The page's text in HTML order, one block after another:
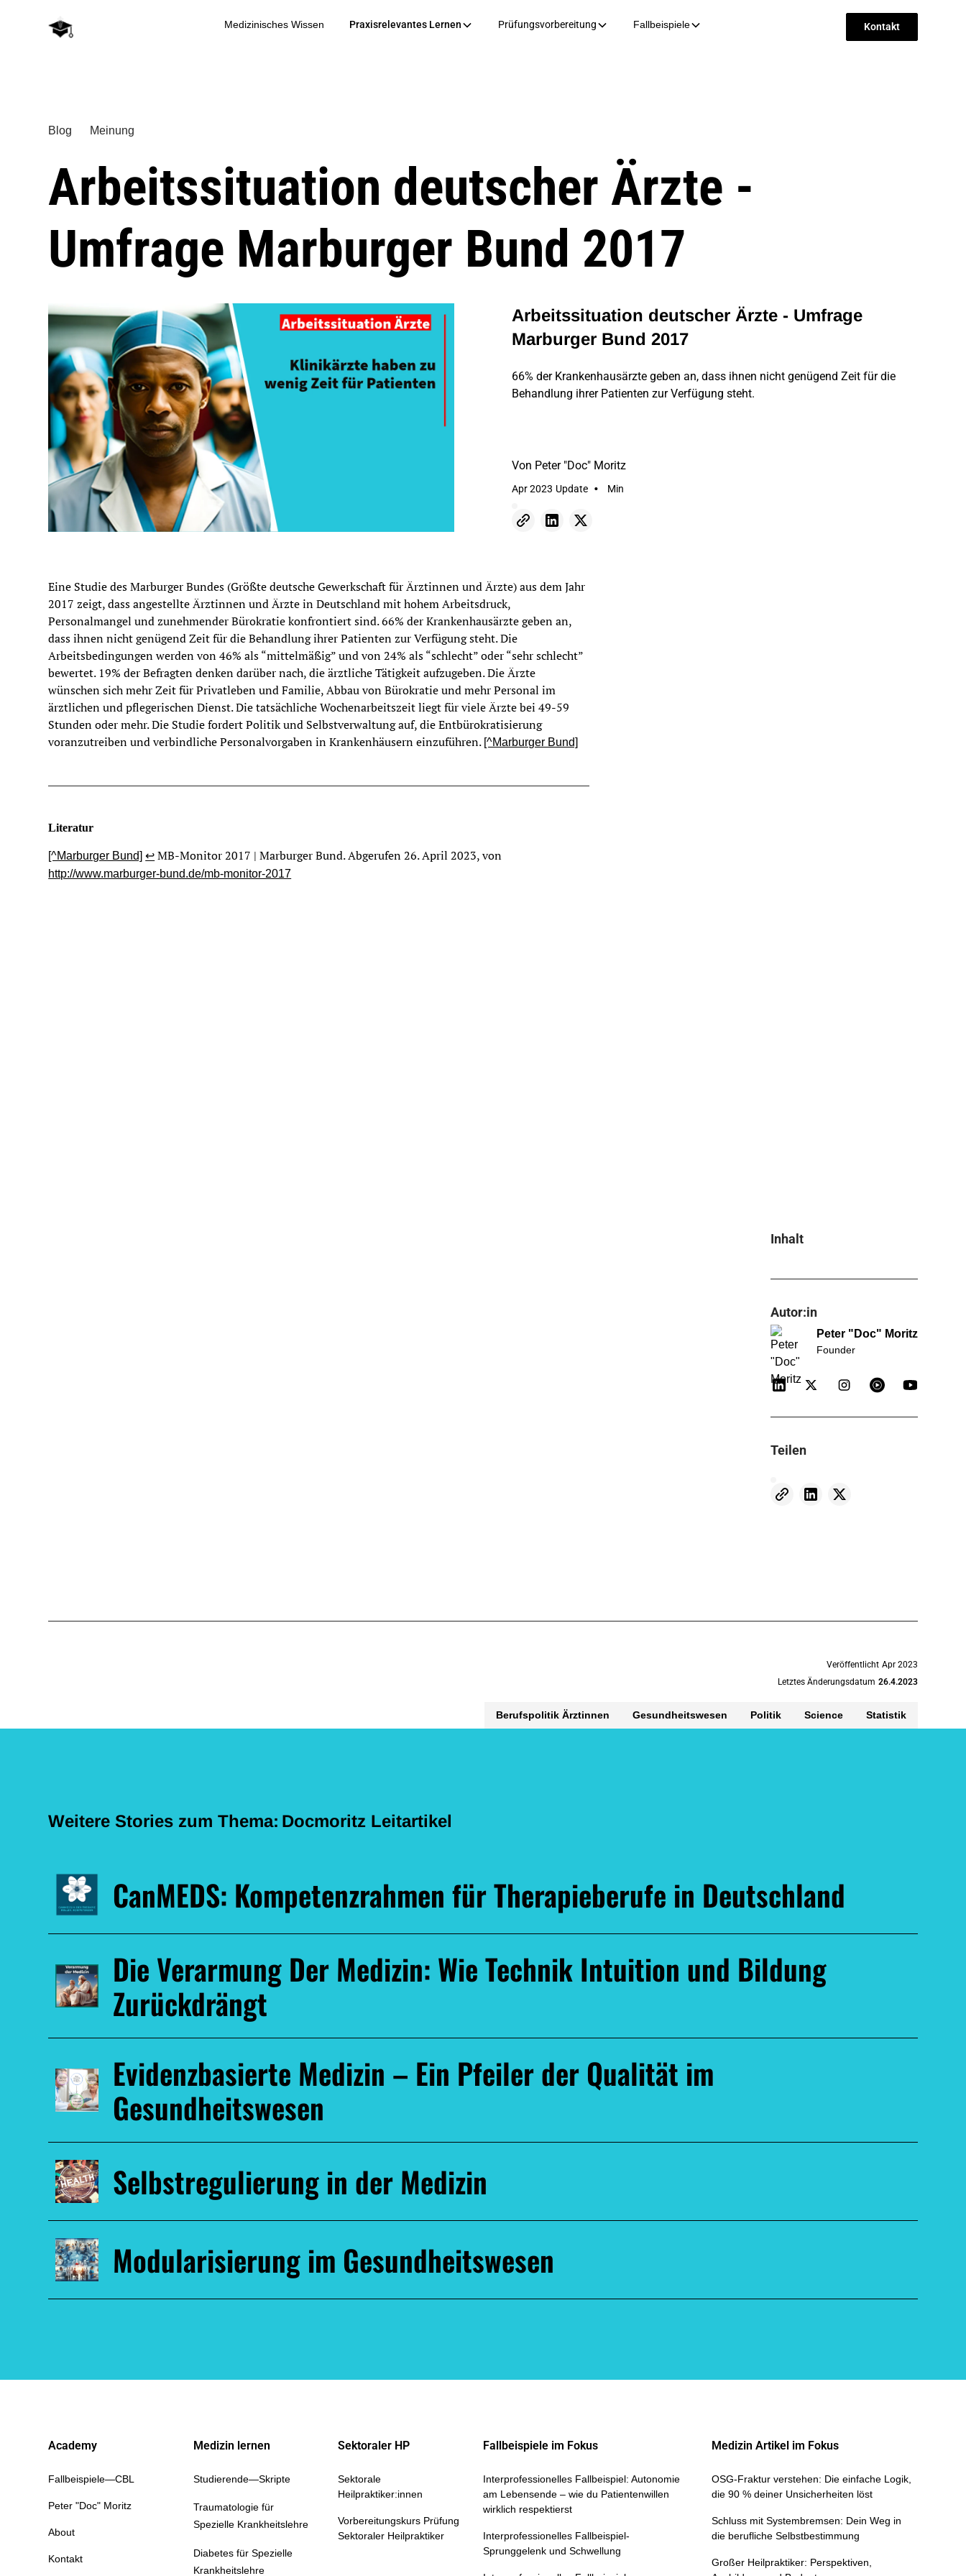
Medizinisches Wissen Praxisrelevantes Lernen Prüfungsvorbereitung Fallbeispiele Kontakt
Blog Meinung
Arbeitssituation deutscher Ärzte -
Umfrage Marburger Bund 2017
Arbeitssituation deutscher Ärzte - Umfrage
Marburger Bund 2017
66% der Krankenhausärzte geben an, dass ihnen nicht genügend Zeit für die
Behandlung ihrer Patienten zur Verfügung steht.
Von Peter "Doc" Moritz
Apr 2023 Update • Min
Eine Studie des Marburger Bundes (Größte deutsche Gewerkschaft für Ärztinnen und Ärzte) aus dem Jahr
2017 zeigt, dass angestellte Ärztinnen und Ärzte in Deutschland mit hohem Arbeitsdruck,
Personalmangel und zunehmender Bürokratie konfrontiert sind. 66% der Krankenhausärzte geben an,
dass ihnen nicht genügend Zeit für die Behandlung ihrer Patienten zur Verfügung steht. Die
Arbeitsbedingungen werden von 46% als “mittelmäßig” und von 24% als “schlecht” oder “sehr schlecht”
bewertet. 19% der Befragten denken darüber nach, die ärztliche Tätigkeit aufzugeben. Die Ärzte
wünschen sich mehr Zeit für Privatleben und Familie, Abbau von Bürokratie und mehr Personal im
ärztlichen und pflegerischen Dienst. Die tatsächliche Wochenarbeitszeit liegt für viele Ärzte bei 49-59
Stunden oder mehr. Die Studie fordert Politik und Selbstverwaltung auf, die Entbürokratisierung
voranzutreiben und verbindliche Personalvorgaben in Krankenhäusern einzuführen. [^Marburger Bund]
Literatur
[^Marburger Bund] ↩ ‍MB-Monitor 2017 | Marburger Bund. Abgerufen 26. April 2023, von
http://www.marburger-bund.de/mb-monitor-2017
Inhalt
Autor:in
Peter "Doc" Moritz
Founder
Teilen
Veröffentlicht Apr 2023
Letztes Änderungsdatum 26.4.2023
Berufspolitik Ärztinnen Gesundheitswesen Politik Science Statistik
Weitere Stories zum Thema: Docmoritz Leitartikel
CanMEDS: Kompetenzrahmen für Therapieberufe in Deutschland
Die Verarmung Der Medizin: Wie Technik Intuition und Bildung
Zurückdrängt
Evidenzbasierte Medizin – Ein Pfeiler der Qualität im
Gesundheitswesen
Selbstregulierung in der Medizin
Modularisierung im Gesundheitswesen
Academy
Fallbeispiele—CBL
Peter "Doc" Moritz
About
Kontakt
Medizin lernen
Studierende—Skripte
Traumatologie für
Spezielle Krankheitslehre
Diabetes für Spezielle
Krankheitslehre
Sektoraler HP
Sektorale
Heilpraktiker:innen
Vorbereitungskurs Prüfung
Sektoraler Heilpraktiker
Fallbeispiele im Fokus
Interprofessionelles Fallbeispiel: Autonomie
am Lebensende – wie du Patientenwillen
wirklich respektierst
Interprofessionelles Fallbeispiel-
Sprunggelenk und Schwellung
Medizin Artikel im Fokus
OSG-Fraktur verstehen: Die einfache Logik,
die 90 % deiner Unsicherheiten löst
Schluss mit Systembremsen: Dein Weg in
die berufliche Selbstbestimmung
Großer Heilpraktiker: Perspektiven,